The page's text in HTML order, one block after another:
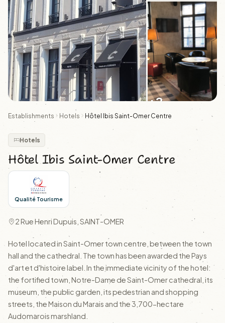
+2
Establishments Hotels Hôtel Ibis Saint-Omer Centre
Hotels
Hôtel Ibis Saint-Omer Centre
Qualité Tourisme
2 Rue Henri Dupuis, SAINT-OMER
Hotel located in Saint-Omer town centre, between the town
hall and the cathedral. The town has been awarded the Pays
d'art et d'histoire label. In the immediate vicinity of the hotel:
the fortified town, Notre-Dame de Saint-Omer cathedral, its
museum, the public garden, its pedestrian and shopping
streets, the Maison du Marais and the 3,700-hectare
Audomarois marshland.